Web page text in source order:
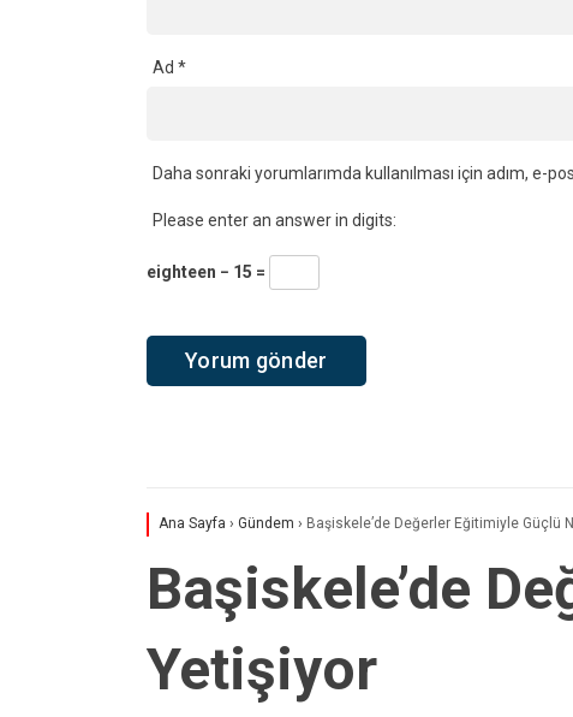
Ad *
Daha sonraki yorumlarımda kullanılması için adım, e-
Please enter an answer in digits:
eighteen − 15 =
Ana Sayfa › Gündem › Başiskele’de Değerler Eğitimiyle Güçlü
Başiskele’de
Yetişiyor